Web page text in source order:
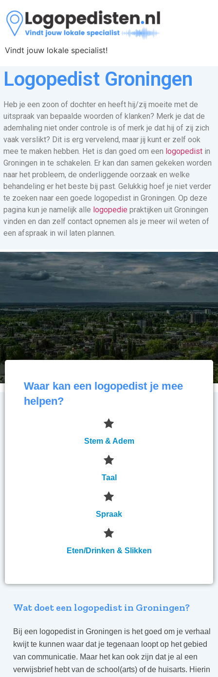
Vindt jouw lokale specialist!
Logopedist Groningen
Heb je een zoon of dochter en heeft hij/zij moeite met de
uitspraak van bepaalde woorden of klanken? Merk je dat de
ademhaling niet onder controle is of merk je dat hij of zij zich
vaak verslikt? Dit is erg vervelend, maar jij kunt er zelf ook
mee te maken hebben. Het is dan goed om een logopedist in
Groningen in te schakelen. Er kan dan samen gekeken worden
naar het probleem, de onderliggende oorzaak en welke
behandeling er het beste bij past. Gelukkig hoef je niet verder
te zoeken naar een goede logopedist in Groningen. Op deze
pagina kun je namelijk alle logopedie praktijken uit Groningen
vinden en dan zelf contact opnemen als je meer wil weten of
een afspraak in wil laten plannen.
Waar kan een logopedist je mee
helpen?
Stem & Adem
Taal
Spraak
Eten/Drinken & Slikken
Wat doet een logopedist in Groningen?
Bij een logopedist in Groningen is het goed om je verhaal
kwijt te kunnen waar dat je tegenaan loopt op het gebied
van communicatie. Maar het kan ook zijn dat je al een
verwijsbrief hebt van de school(arts) of de huisarts. Hierin